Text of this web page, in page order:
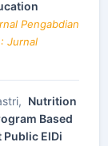
Pengabdian
Jurnal
Nutrition
Based
ElDi